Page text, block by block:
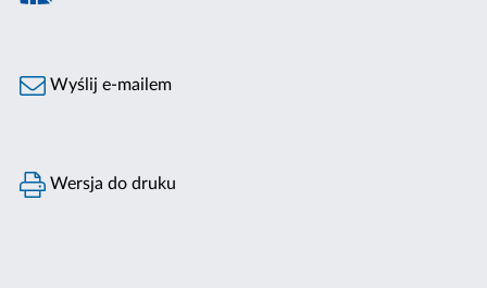
Wyślij e-mailem
Wersja do druku